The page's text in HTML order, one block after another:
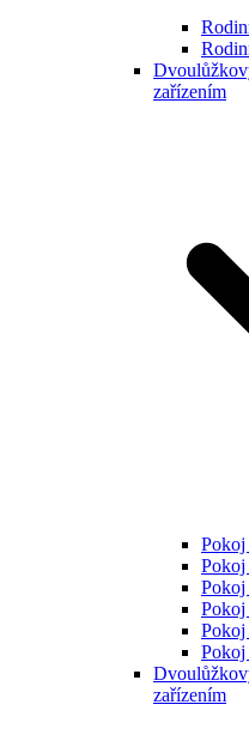
zařízením
Pokoj
Pokoj
Pokoj
Pokoj
Pokoj
Pokoj
zařízením